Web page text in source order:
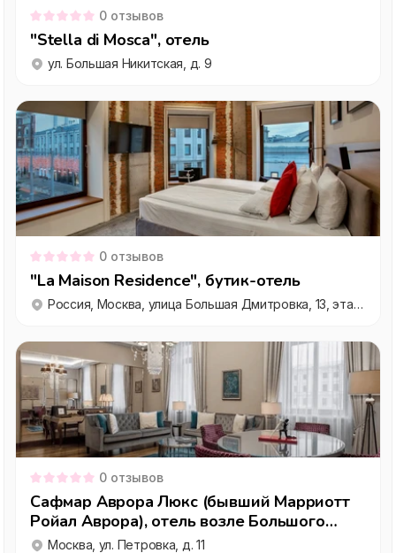
0 отзывов
"Stella di Mosca", отель
ул. Большая Никитская, д. 9
0 отзывов
"La Maison Residence", бутик-отель
Россия, Москва, улица Большая Дмитровка, 13, этаж 3
0 отзывов
Сафмар Аврора Люкс (бывший Марриотт
Ройал Аврора), отель возле Большого
театра
Москва, ул. Петровка, д. 11